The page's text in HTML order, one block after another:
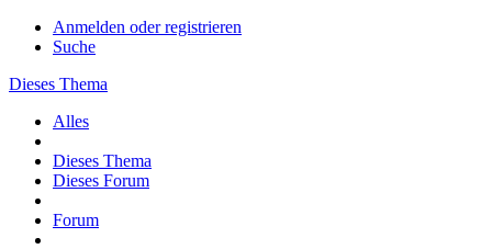
Anmelden oder registrieren
Suche
Dieses Thema
Alles
Dieses Thema
Dieses Forum
Forum